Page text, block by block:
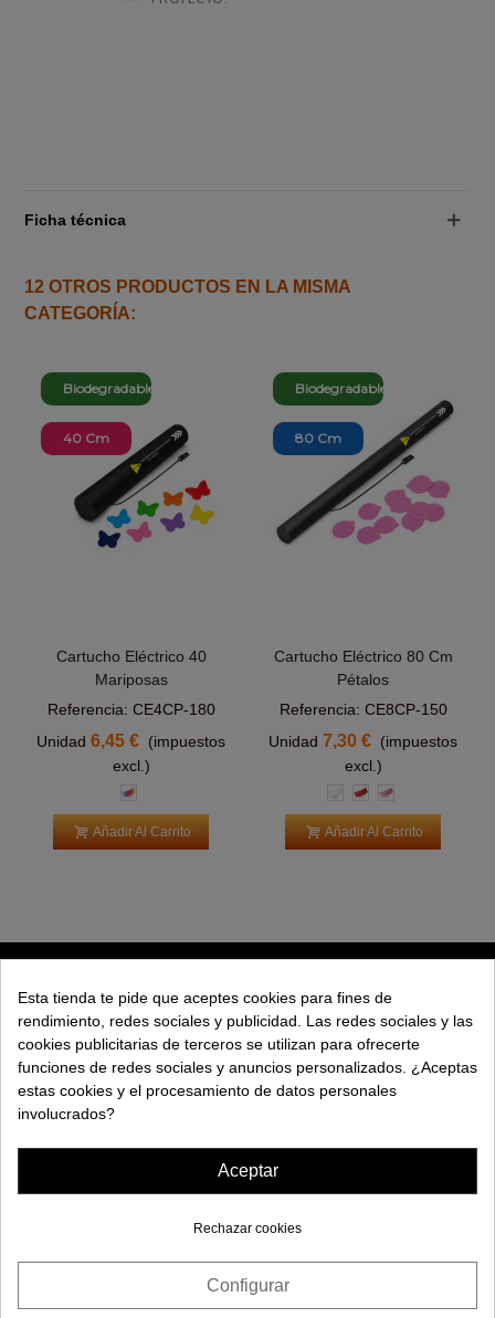
Ficha técnica
12 OTROS PRODUCTOS EN LA MISMA
CATEGORÍA:
Biodegradable
40 Cm
Cartucho Eléctrico 40
Mariposas
Referencia: CE4CP-180
Unidad6,45 € (impuestos
excl.)
Multicolor
Añadir Al Carrito
Biodegradable
80 Cm
Cartucho Eléctrico 80 Cm
Pétalos
Referencia: CE8CP-150
Unidad7,30 € (impuestos
excl.)
Blanco
RojoRosa
Añadir Al Carrito
EXPLORAR
EMPRESA
© 2026 Maquinas Efectos Especiales S.L.¿Necesitas ayuda?
Esta tienda te pide que aceptes cookies para fines de
rendimiento, redes sociales y publicidad. Las redes sociales y las
cookies publicitarias de terceros se utilizan para ofrecerte
funciones de redes sociales y anuncios personalizados. ¿Aceptas
estas cookies y el procesamiento de datos personales
involucrados?
Aceptar
Rechazar cookies
Configurar
Consentimiento de cookies